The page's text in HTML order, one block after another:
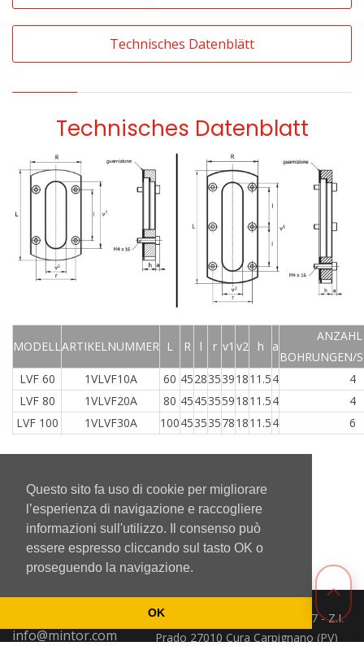
Questo sito fa uso di cookie per migliorare
l’esperienza di navigazione e raccogliere
informazioni sull'utilizzo. Il consenso può
essere espresso cliccando sul tasto OK o
proseguendo la navigazione.
OK
Technisches Datenblätt
Technisches Datenblatt
MODELLARTIKELNUMMER L R l r v1 v2 h a
BOHRUNGEN/
LVF 60
1VLVF10A 60 452835391811.54
4
LVF 80
1VLVF20A 80 454535591811.54
4
LVF 100
1VLVF30A 100453535781811.54 6
Torna Indietro
info@mintor.com
Mintor Srl - Via del Lavoro 3/5/7 - Z.I.
Prado 27010 Cura Carpignano (PV)